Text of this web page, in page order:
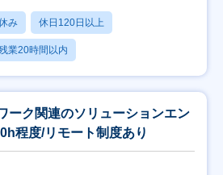
み 休日120日以上
業20時間以内
ーク関連のソリューションエン
程度/リモート制度あり